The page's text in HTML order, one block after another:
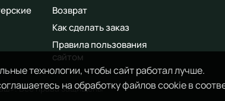
технологии, чтобы сайт работал лучше.
на обработку файлов cookie в
Возврат
Как сделать заказ
Правила пользования
сайтом
Все права защищены